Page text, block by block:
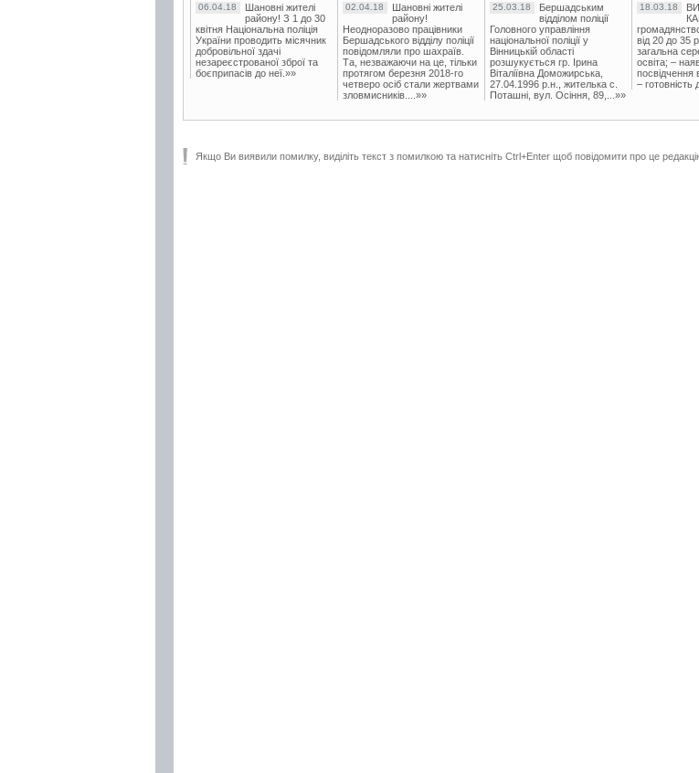
06.04.18
Шановні жителі
району! З 1 до 30
квітня Національна поліція
України проводить місячник
добровільної здачі
незареєстрованої зброї та
боєприпасів до неї.»»
02.04.18
Шановні жителі
району!
Неодноразово працівники
Бершадського відділу поліції
повідомляли про шахраїв.
Та, незважаючи на це, тільки
протягом березня 2018-го
четверо осіб стали жертвами
зловмисників....»»
25.03.18
Бершадським
відділом поліції
Головного управління
національної поліції у
Вінницькій області
розшукується гр. Ірина
Віталіївна Доможирська,
27.04.1996 р.н., жителька с.
Поташні, вул. Осіння, 89,...»»
18.03.18
від 20 до 35
загальна
освіта; –
посвідчення
–
Якщо Ви виявили помилку, виділіть текст з помилкою та натисніть Ctrl+Enter щоб повідомити про це